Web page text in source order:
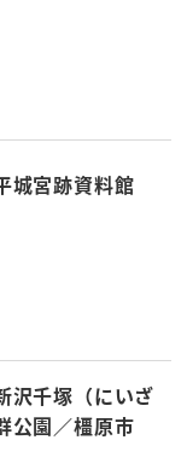
城宮跡資料館
沢千塚（にいざ
公園／橿原市